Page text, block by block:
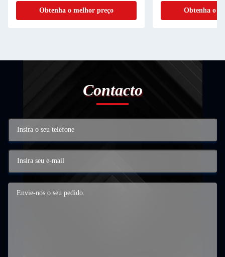
Obtenha o melhor preço Obtenha o
Contacto